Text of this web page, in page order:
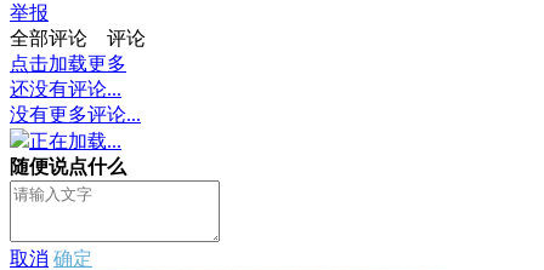
举报
全部评论
评论
点击加载更多
还没有评论...
没有更多评论...
正在加载...
随便说点什么
取消 确定